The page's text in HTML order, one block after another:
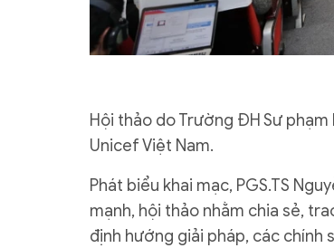
Hội thảo do Trường ĐH Sư
Unicef Việt Nam.
Phát biểu khai mạc, PGS.TS
mạnh, hội thảo nhằm chia sẻ,
định hướng giải pháp, các